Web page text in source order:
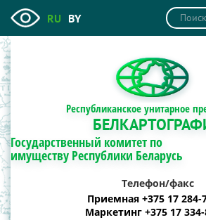
RU BY
Республиканское унитарное
Государственный комитет по
имуществу Республики Беларусь
Телефон/факс
Приемная +375 17 284-
Маркетинг +375 17